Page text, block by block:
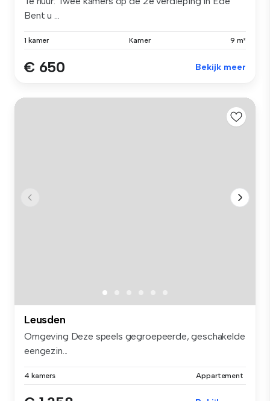
Bent u ...
1 kamer Kamer 9 m²
€ 650 Bekijk meer
Leusden
Omgeving Deze speels gegroepeerde, geschakelde
eengezin...
4 kamers Appartement